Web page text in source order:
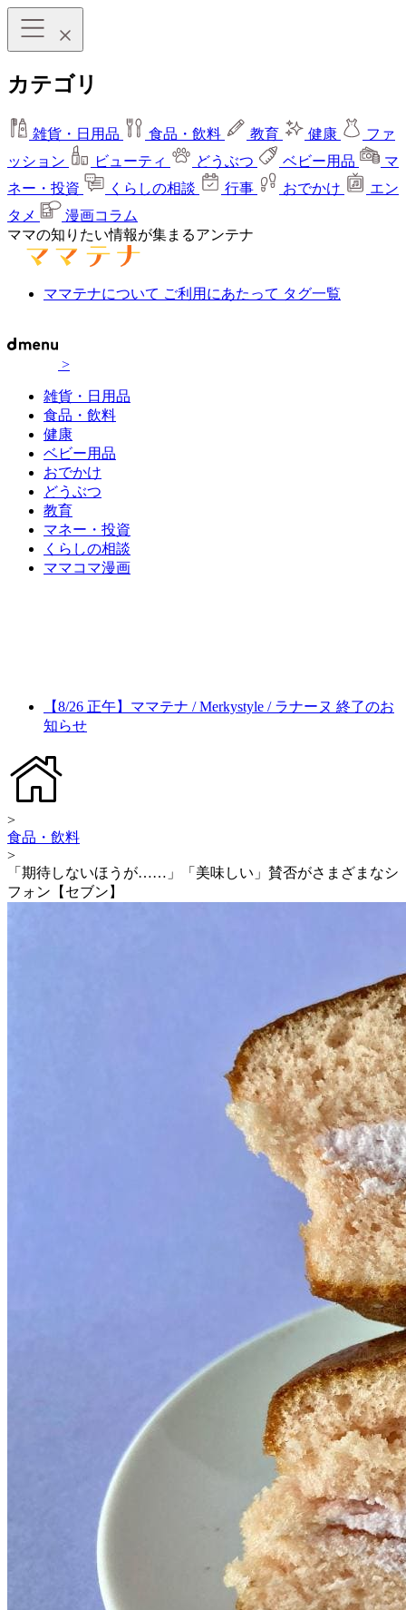
カテゴリ
雑貨・日用品 食品・飲料 教育 健康
ファ
ッション
ビューティ どうぶつ ベビー用品
マ
ネー・投資
くらしの相談 行事 おでかけ
エン
タメ
漫画コラム
ママの知りたい情報が集まるアンテナ
ママテナについて ご利用にあたって タグ一覧
>
雑貨・日用品
食品・飲料
健康
ベビー用品
おでかけ
どうぶつ
教育
マネー・投資
くらしの相談
ママコマ漫画
【8/26 正午】ママテナ / Merkystyle / ラナーヌ 終了のお
知らせ
>
食品・飲料
>
「期待しないほうが……」「美味しい」賛否がさまざまなシ
フォン【セブン】